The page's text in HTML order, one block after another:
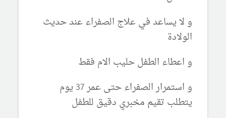
و لا يساعد في علاج الصفراء عند حديث
الولادة
و اعطاء الطفل حليب الام فقط
و استمرار الصفراء حتى عمر 37 يوم
يتطلب تقيم مخبري دقيق للطفل